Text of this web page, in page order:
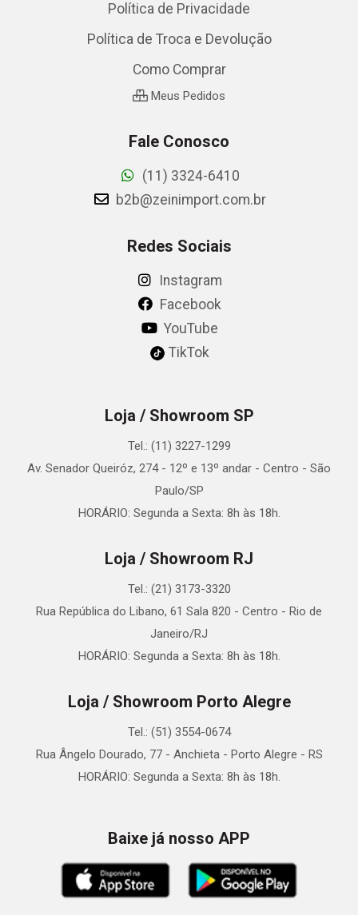
Política de Privacidade
Política de Troca e Devolução
Como Comprar
Meus Pedidos
Fale Conosco
(11) 3324-6410
b2b@zeinimport.com.br
Redes Sociais
Instagram
Facebook
YouTube
TikTok
Loja / Showroom SP
Tel.: (11) 3227-1299
Av. Senador Queiróz, 274 - 12º e 13º andar - Centro - São
Paulo/SP
HORÁRIO: Segunda a Sexta: 8h às 18h.
Loja / Showroom RJ
Tel.: (21) 3173-3320
Rua República do Libano, 61 Sala 820 - Centro - Rio de
Janeiro/RJ
HORÁRIO: Segunda a Sexta: 8h às 18h.
Loja / Showroom Porto Alegre
Tel.: (51) 3554-0674
Rua Ângelo Dourado, 77 - Anchieta - Porto Alegre - RS
HORÁRIO: Segunda a Sexta: 8h às 18h.
Baixe já nosso APP